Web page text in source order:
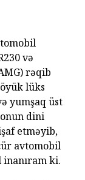
və
rəqib
lüks
yumşaq üst
dini
etməyib,
avtomobil
inanıram ki.